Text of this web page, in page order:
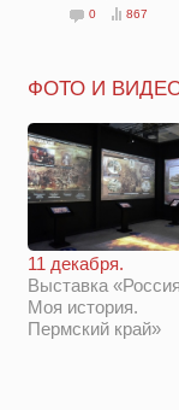
0 867
ФОТО И
11 декабря.
Выставка
Моя история.
Пермский край»